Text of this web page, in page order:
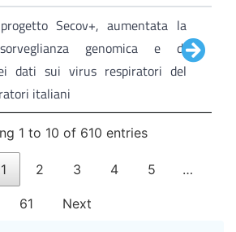
Secov+, aumentata la
genomica e di
dati sui virus respiratori del
italiani
1 to 10 of 610 entries
1 2 3 4 5 …
61 Next